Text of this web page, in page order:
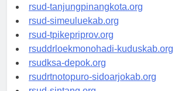
rsud-kotabogor.org
rsud-tanjungpinangkota.org
rsud-simeuluekab.org
rsud-tpikepriprov.org
rsuddrloekmonohadi-kuduskab.org
rsudksa-depok.org
rsudrtnotopuro-sidoarjokab.org